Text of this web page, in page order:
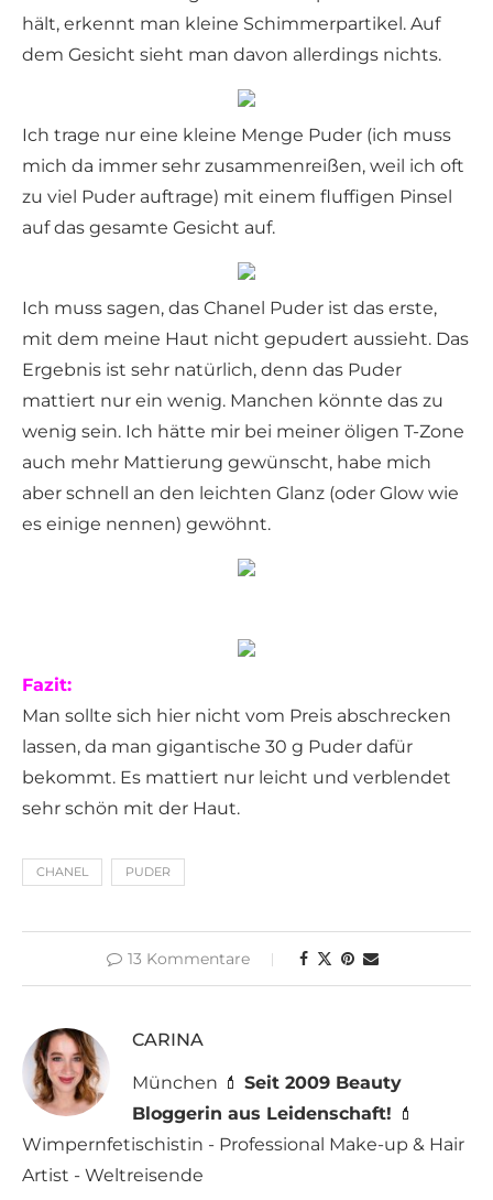
hält, erkennt man kleine Schimmerpartikel. Auf
dem Gesicht sieht man davon allerdings nichts.
Ich trage nur eine kleine Menge Puder (ich muss
mich da immer sehr zusammenreißen, weil ich oft
zu viel Puder auftrage) mit einem fluffigen Pinsel
auf das gesamte Gesicht auf.
Ich muss sagen, das Chanel Puder ist das erste,
mit dem meine Haut nicht gepudert aussieht. Das
Ergebnis ist sehr natürlich, denn das Puder
mattiert nur ein wenig. Manchen könnte das zu
wenig sein. Ich hätte mir bei meiner öligen T-Zone
auch mehr Mattierung gewünscht, habe mich
aber schnell an den leichten Glanz (oder Glow wie
es einige nennen) gewöhnt.
Fazit:
Man sollte sich hier nicht vom Preis abschrecken
lassen, da man gigantische 30 g Puder dafür
bekommt. Es mattiert nur leicht und verblendet
sehr schön mit der Haut.
CHANEL PUDER
13 Kommentare
CARINA
München 💄 Seit 2009 Beauty
Bloggerin aus Leidenschaft! 💄
Wimpernfetischistin - Professional Make-up & Hair
Artist - Weltreisende